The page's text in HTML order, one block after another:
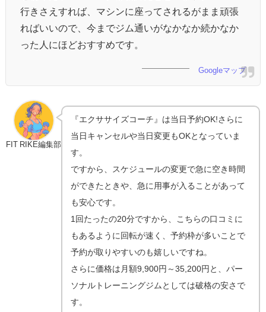
行きさえすれば、マシンに座ってされるがまま頑張
ればいいので、今までジム通いがなかなか続かなか
った人にほどおすすめです。
Googleマップ
FIT RIKE編集部
『エクササイズコーチ』は当日予約OK!さらに
当日キャンセルや当日変更もOKとなっていま
す。
ですから、スケジュールの変更で急に空き時間
ができたときや、急に用事が入ることがあって
も安心です。
1回たったの20分ですから、こちらの口コミに
もあるように回転が速く、予約枠が多いことで
予約が取りやすいのも嬉しいですね。
さらに価格は月額9,900円～35,200円と、パー
ソナルトレーニングジムとしては破格の安さで
す。